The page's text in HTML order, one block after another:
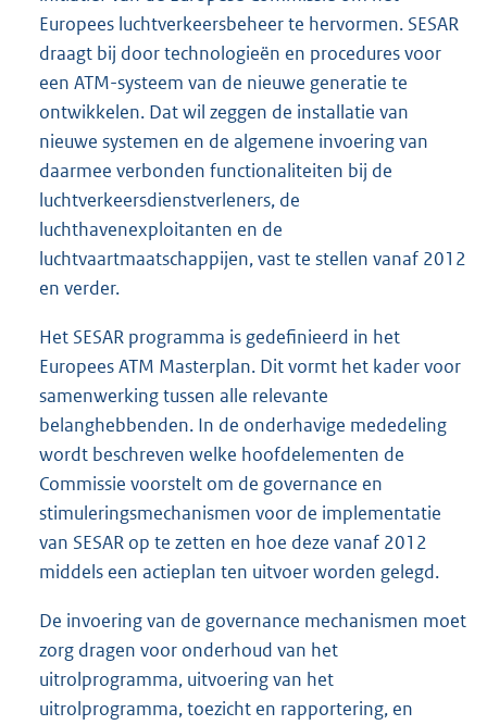
Europees luchtverkeersbeheer te hervormen. SESAR
draagt bij door technologieën en procedures voor
een ATM-systeem van de nieuwe generatie te
ontwikkelen. Dat wil zeggen de installatie van
nieuwe systemen en de algemene invoering van
daarmee verbonden functionaliteiten bij de
luchtverkeersdienstverleners, de
luchthavenexploitanten en de
luchtvaartmaatschappijen, vast te stellen vanaf 2012
en verder.
Het SESAR programma is gedefinieerd in het
Europees ATM Masterplan. Dit vormt het kader voor
samenwerking tussen alle relevante
belanghebbenden. In de onderhavige mededeling
wordt beschreven welke hoofdelementen de
Commissie voorstelt om de governance en
stimuleringsmechanismen voor de implementatie
van SESAR op te zetten en hoe deze vanaf 2012
middels een actieplan ten uitvoer worden gelegd.
De invoering van de governance mechanismen moet
zorg dragen voor onderhoud van het
uitrolprogramma, uitvoering van het
uitrolprogramma, toezicht en rapportering, en